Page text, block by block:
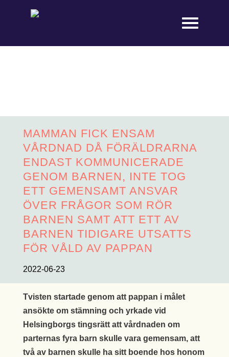
MAMMAN FICK ENSAM
VÅRDNAD DÅ FÖRÄLDRARNA
ENDAST KOMMUNICERADE
GENOM BARNEN, INTE TOG
ETT GEMENSAMT ANSVAR
ÖVER FRÅGOR SOM RÖR
BARNEN SAMT ATT ETT AV
BARNEN TIDIGARE UTSATTS
FÖR VÅLD AV PAPPAN
2022-06-23
Tvisten startade genom att pappan i målet
ansökte om stämning och yrkade vid
Helsingborgs tingsrätt att vårdnaden om
parternas fyra barn skulle vara gemensam, att
två av barnen skulle ha sitt boende hos honom